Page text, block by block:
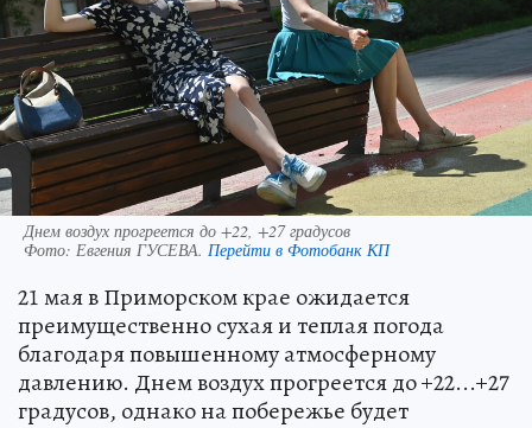
Днем воздух прогреется до +22, +27 градусов
Фото: Евгения ГУСЕВА. Перейти в Фотобанк КП
21 мая в Приморском крае ожидается
преимущественно сухая и теплая погода
благодаря повышенному атмосферному
давлению. Днем воздух прогреется до +22...+27
градусов, однако на побережье будет